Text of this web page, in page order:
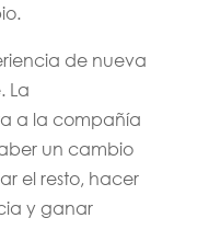
de nueva
La
a la compañía
un cambio
el resto, hacer
y ganar